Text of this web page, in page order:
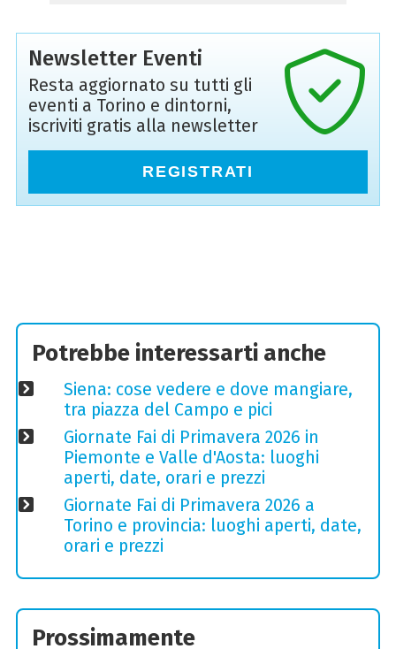
Newsletter Eventi
Resta aggiornato su tutti gli
eventi a Torino e dintorni,
iscriviti gratis alla newsletter
REGISTRATI
Potrebbe interessarti anche
Siena: cose vedere e dove mangiare,
tra piazza del Campo e pici
Giornate Fai di Primavera 2026 in
Piemonte e Valle d'Aosta: luoghi
aperti, date, orari e prezzi
Giornate Fai di Primavera 2026 a
Torino e provincia: luoghi aperti, date,
orari e prezzi
Prossimamente